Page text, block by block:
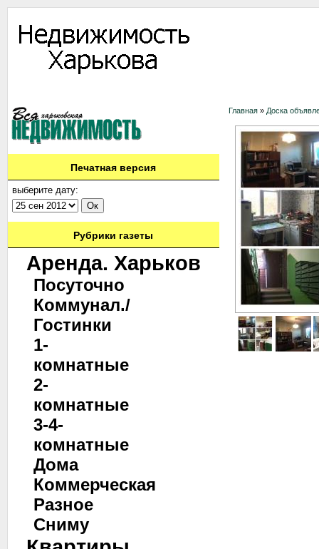
Печатная версия
выберите дату:
Рубрики газеты
Аренда. Харьков
Посуточно
Коммунал./
Гостинки
1-
комнатные
2-
комнатные
3-4-
комнатные
Дома
Коммерческая
Разное
Сниму
Главная » Доска